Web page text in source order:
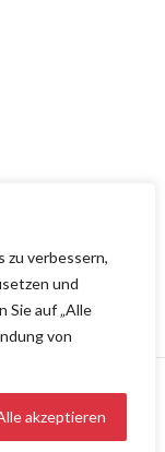
zu verbessern,
und
Sie auf „Alle
von
akzeptieren